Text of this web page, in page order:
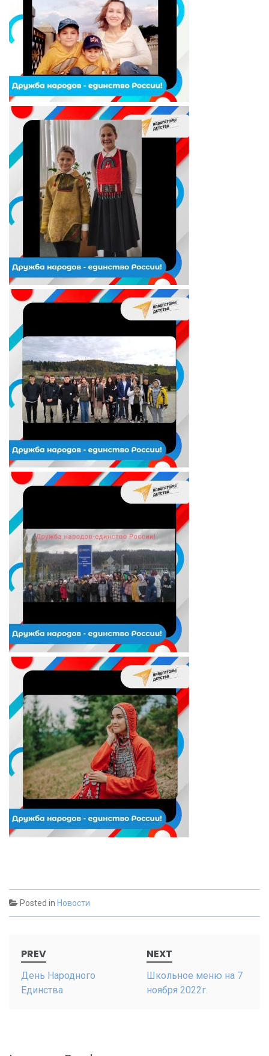
Posted in Новости
navigation
PREV
День Народного
Единства
NEXT
Школьное меню на 7
ноября 2022г.